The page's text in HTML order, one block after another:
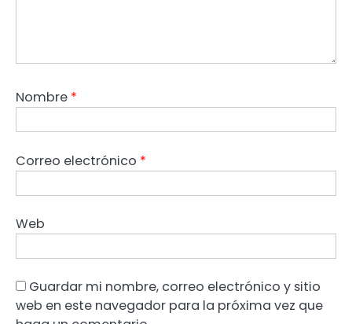
Nombre *
Correo electrónico *
Web
Guardar mi nombre, correo electrónico y sitio
web en este navegador para la próxima vez que